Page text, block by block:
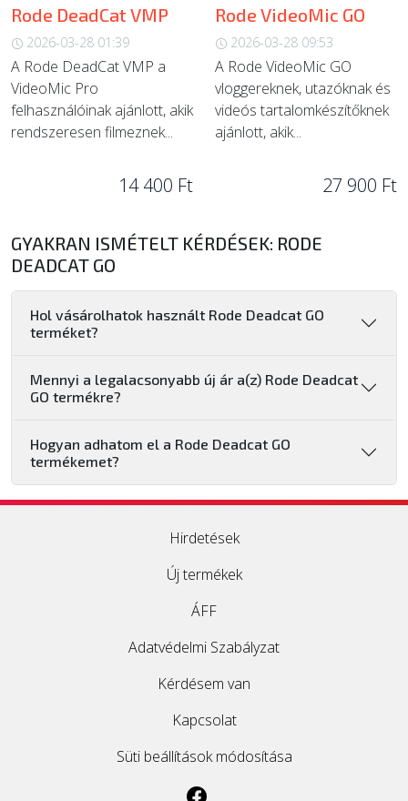
Rode DeadCat VMP
2026-03-28 01:39
A Rode DeadCat VMP a
VideoMic Pro
felhasználóinak ajánlott, akik
rendszeresen filmeznek...
14 400 Ft
Rode VideoMic GO
2026-03-28 09:53
A Rode VideoMic GO
vloggereknek, utazóknak és
videós tartalomkészítőknek
ajánlott, akik...
27 900 Ft
GYAKRAN ISMÉTELT KÉRDÉSEK: RODE
DEADCAT GO
Hol vásárolhatok használt Rode Deadcat GO
terméket?
Mennyi a legalacsonyabb új ár a(z) Rode Deadcat
GO termékre?
Hogyan adhatom el a Rode Deadcat GO
termékemet?
Hirdetések
Új termékek
ÁFF
Adatvédelmi Szabályzat
Kérdésem van
Kapcsolat
Süti beállítások módosítása